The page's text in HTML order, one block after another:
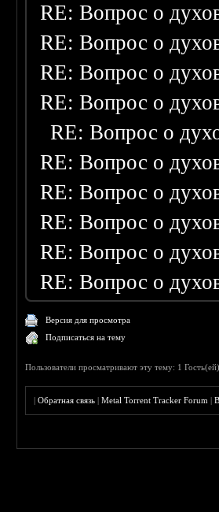
RE: Вопрос о
RE: Вопрос о
RE: Вопрос о
RE: Вопрос о
RE: Вопрос о
RE: Вопрос о
RE: Вопрос о
RE: Вопрос о
RE: Вопрос о
RE: Вопрос о
Версия для просмотра
Подписаться на тему
Пользователи просматривают эту тему: 1 Гость(ей)
|Обратная связь |Metal Torrent Tracker Forum |